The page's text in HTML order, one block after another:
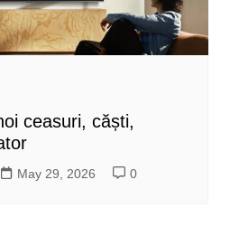
ceasuri, căști,
May 29, 2026 0